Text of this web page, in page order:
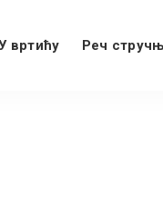
вртићу Реч